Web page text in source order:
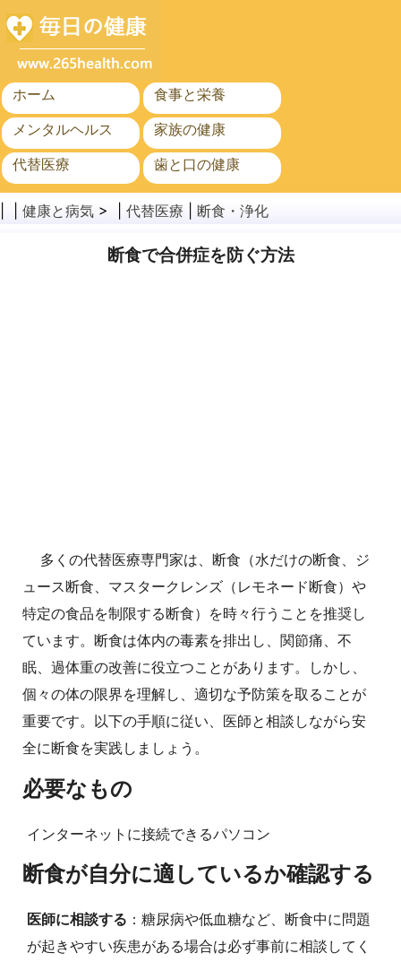
ホーム
食事と栄養
メンタルヘルス
家族の健康
代替医療
歯と口の健康
がん
公衆衛生
健康と病気 > | 代替医療 断食・浄化
断食で合併症を防ぐ方法
多くの代替医療専門家は、断食（水だけの断食、ジ
ュース断食、マスタークレンズ（レモネード断食）や
特定の食品を制限する断食）を時々行うことを推奨し
ています。断食は体内の毒素を排出し、関節痛、不
眠、過体重の改善に役立つことがあります。しかし、
個々の体の限界を理解し、適切な予防策を取ることが
重要です。以下の手順に従い、医師と相談しながら安
全に断食を実践しましょう。
必要なもの
インターネットに接続できるパソコン
断食が自分に適しているか確認する
医師に相談する ：糖尿病や低血糖など、断食中に問題
が起きやすい疾患がある場合は必ず事前に相談してく